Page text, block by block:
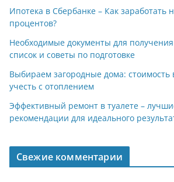
Ипотека в Сбербанке – Как заработать
процентов?
Необходимые документы для
список и советы по подготовке
Выбираем загородные дома: стоимость
учесть с отоплением
Эффективный ремонт в туалете –
рекомендации для идеального
Свежие комментарии